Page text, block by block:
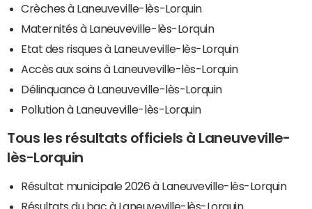
Crèches à Laneuveville-lès-Lorquin
Maternités à Laneuveville-lès-Lorquin
Etat des risques à Laneuveville-lès-Lorquin
Accès aux soins à Laneuveville-lès-Lorquin
Délinquance à Laneuveville-lès-Lorquin
Pollution à Laneuveville-lès-Lorquin
Tous les résultats officiels à Laneuveville-
lès-Lorquin
Résultat municipale 2026 à Laneuveville-lès-Lorquin
Résultats du bac à Laneuveville-lès-Lorquin